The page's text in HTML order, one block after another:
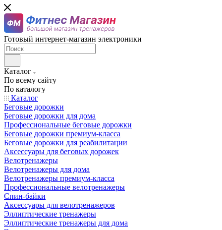
Готовый интернет-магазин электроники
Каталог
По всему сайту
По каталогу
Каталог
Беговые дорожки
Беговые дорожки для дома
Профессиональные беговые дорожки
Беговые дорожки премиум-класса
Беговые дорожки для реабилитации
Аксессуары для беговых дорожек
Велотренажеры
Велотренажеры для дома
Велотренажеры премиум-класса
Профессиональные велотренажеры
Спин-байки
Аксессуары для велотренажеров
Эллиптические тренажеры
Эллиптические тренажеры для дома